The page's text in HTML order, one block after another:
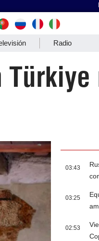
Radio
03:43
03:25
02:53